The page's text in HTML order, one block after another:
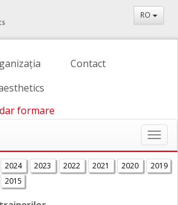
RO
formare
Contact
ein-/
2024 2023 2022 2021 2020
2019
2015